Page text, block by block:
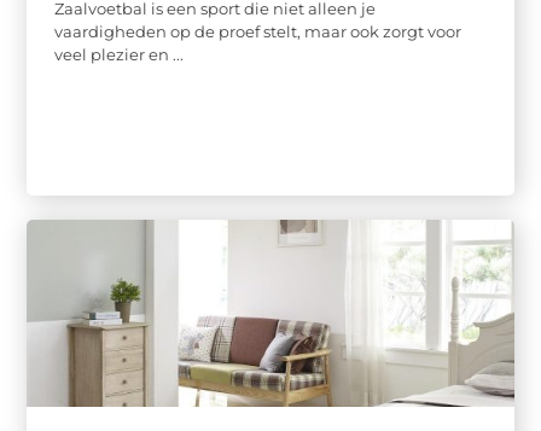
Zaalvoetbal is een sport die niet alleen je
vaardigheden op de proef stelt, maar ook zorgt voor
veel plezier en ...